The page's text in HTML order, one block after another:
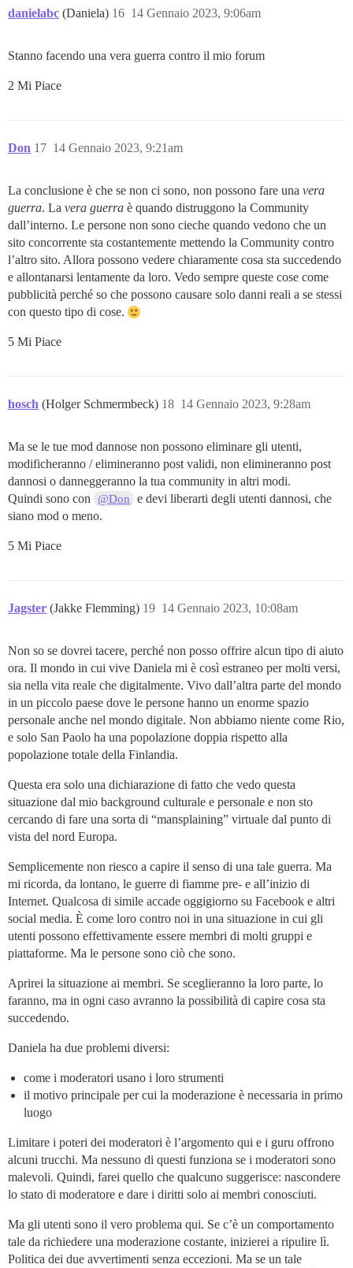
danielabc (Daniela) 14 Gennaio 2023, 9:06am
16
Stanno facendo una vera guerra contro il mio forum
2 Mi Piace
Don 14 Gennaio 2023, 9:21am
17
La conclusione è che se non ci sono, non possono fare una vera
guerra. La vera guerra è quando distruggono la Community
dall’interno. Le persone non sono cieche quando vedono che un
sito concorrente sta costantemente mettendo la Community contro
l’altro sito. Allora possono vedere chiaramente cosa sta succedendo
e allontanarsi lentamente da loro. Vedo sempre queste cose come
pubblicità perché so che possono causare solo danni reali a se stessi
con questo tipo di cose.
5 Mi Piace
hosch (Holger Schmermbeck) 14 Gennaio 2023, 9:28am
18
Ma se le tue mod dannose non possono eliminare gli utenti,
modificheranno / elimineranno post validi, non elimineranno post
dannosi o danneggeranno la tua community in altri modi.
Quindi sono con
@Don
e devi liberarti degli utenti dannosi, che
siano mod o meno.
5 Mi Piace
Jagster (Jakke Flemming) 14 Gennaio 2023, 10:08am
19
Non so se dovrei tacere, perché non posso offrire alcun tipo di aiuto
ora. Il mondo in cui vive Daniela mi è così estraneo per molti versi,
sia nella vita reale che digitalmente. Vivo dall’altra parte del mondo
in un piccolo paese dove le persone hanno un enorme spazio
personale anche nel mondo digitale. Non abbiamo niente come Rio,
e solo San Paolo ha una popolazione doppia rispetto alla
popolazione totale della Finlandia.
Questa era solo una dichiarazione di fatto che vedo questa
situazione dal mio background culturale e personale e non sto
cercando di fare una sorta di “mansplaining” virtuale dal punto di
vista del nord Europa.
Semplicemente non riesco a capire il senso di una tale guerra. Ma
mi ricorda, da lontano, le guerre di fiamme pre- e all’inizio di
Internet. Qualcosa di simile accade oggigiorno su Facebook e altri
social media. È come loro contro noi in una situazione in cui gli
utenti possono effettivamente essere membri di molti gruppi e
piattaforme. Ma le persone sono ciò che sono.
Aprirei la situazione ai membri. Se sceglieranno la loro parte, lo
faranno, ma in ogni caso avranno la possibilità di capire cosa sta
succedendo.
Daniela ha due problemi diversi:
come i moderatori usano i loro strumenti
il motivo principale per cui la moderazione è necessaria in primo
luogo
Limitare i poteri dei moderatori è l’argomento qui e i guru offrono
alcuni trucchi. Ma nessuno di questi funziona se i moderatori sono
malevoli. Quindi, farei quello che qualcuno suggerisce: nascondere
lo stato di moderatore e dare i diritti solo ai membri conosciuti.
Ma gli utenti sono il vero problema qui. Se c’è un comportamento
tale da richiedere una moderazione costante, inizierei a ripulire lì.
Politica dei due avvertimenti senza eccezioni. Ma se un tale